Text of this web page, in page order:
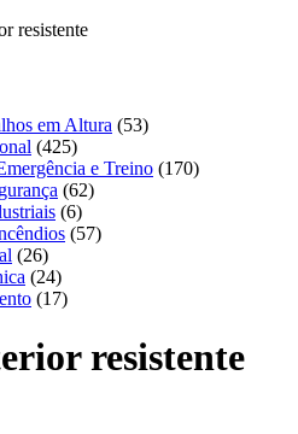
resistente
em Altura (53)
(425)
e Treino (170)
(62)
(6)
(57)
(26)
(24)
(17)
resistente